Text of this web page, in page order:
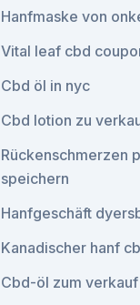
Hanfmaske von
Vital leaf cbd
Cbd öl in nyc
Cbd lotion zu
Rückenschmerzen
speichern
Hanfgeschäft
Kanadischer hanf
Cbd-öl zum